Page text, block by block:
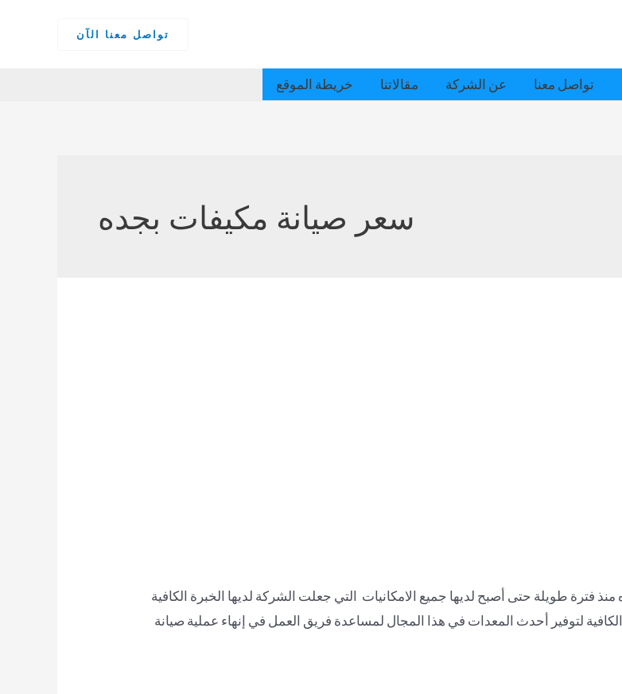
تواصل معنا الآن
تواصل معنا عن الشركة مقالاتنا خريطة الموقع
سعر صيانة مكيفات بجده
فترة طويلة حتى أصبح لديها جميع الامكانيات التي جعلت الشركة لديها الخبرة الكافية
لتوفير أحدث المعدات في هذا المجال لمساعدة فريق العمل في إنهاء عملية صيانة